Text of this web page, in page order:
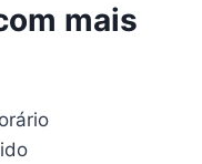
mais